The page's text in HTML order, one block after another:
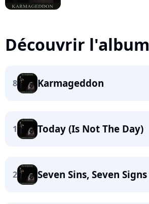
Découvrir l'album
8 Karmageddon
1 Today (Is Not The Day)
2 Seven Sins, Seven Signs